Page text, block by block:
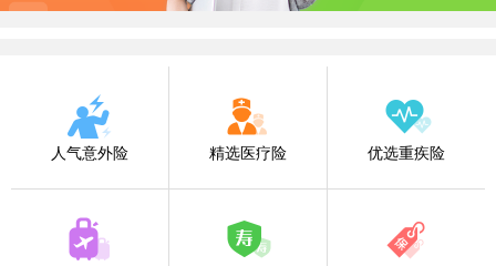
人气意外险 精选医疗险 优选重疾险